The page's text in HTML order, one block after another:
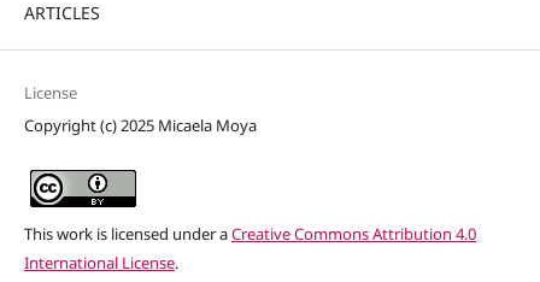
ARTICLES
License
Copyright (c) 2025 Micaela Moya
This work is licensed under aCreative Commons Attribution 4.0
International License.